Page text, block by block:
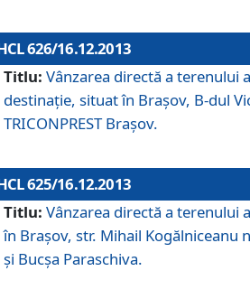
626/16.12.2013
Titlu: Vânzarea directă a terenului
destinaţie, situat în Braşov, B-dul
TRICONPREST Braşov.
625/16.12.2013
Titlu: Vânzarea directă a terenului
în Braşov, str. Mihail Kogălniceanu
şi Bucşa Paraschiva.